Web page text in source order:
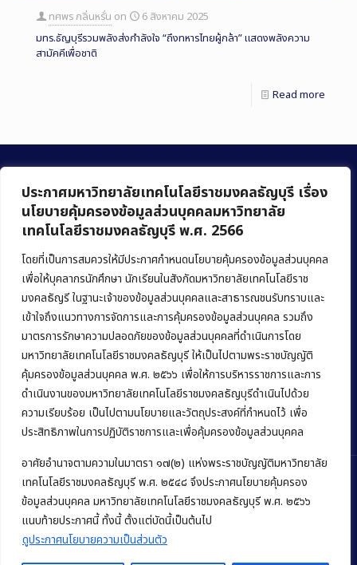
ประกาศมหาวิทยาลัยเทคโนโลยีราชมงคลธัญบุรี เรื่อง
นโยบายคุ้มครองข้อมูลส่วนบุคคลมหาวิทยาลัย
เทคโนโลยีราชมงคลธัญบุรี พ.ศ. 2566
โดยที่เป็นการสมควรให้มีประกาศกำหนดนโยบายคุ้มครองข้อมูลส่วนบุคคล
เพื่อให้บุคลากรนักศึกษา นักเรียนในสังกัดมหาวิทยาลัยเทคโนโลยีราช
มงคลธัญรี ในฐานะเจ้าของข้อมูลส่วนบุคคลและสาธารณชนรับทราบและ
เข้าใจถึงแนวทางการจัดการและการคุ้มครองข้อมูลส่วนบุคคล รวมถึง
มาตรการรักษาความปลอดภัยของข้อมูลส่วนบุคคลที่ดำเนินการโดย
มหาวิทยาลัยเทคโนโลยีราชมงคลธัญบุรี ให้เป็นไปตามพระราชบัญญัติ
คุ้มครองข้อมูลส่วนบุคคล พ.ศ. ๒๕๖๖ เพื่อให้การบริหารราชการและการ
ดำเนินงานของมหาวิทยาลัยเทคโนโลยีราชมงคลธัญบุรีดำเนินไปด้วย
ความเรียบร้อย เป็นไปตามนโยบายและวัตถุประสงค์ที่กำหนดไว้ เพื่อ
ประสิทธิภาพในการปฏิบัติราชการและเพื่อคุ้มครองข้อมูลส่วนบุคคล
อาศัยอำนาจตามความในมาตรา ๑๗(๒) แห่งพระราชบัญญัติมหาวิทยาลัย
เทคโนโลยีราชมงคลธัญบุรี พ.ศ. ๒๕๔๘ จึงประกาศนโยบายคุ้มครอง
ข้อมูลส่วนบุคคล มหาวิทยาลัยเทคโนโลยีราชมงคลธัญบุรี พ.ศ. ๒๕๖๖
แนบท้ายประกาศนี้ ทั้งนี้ ตั้งแต่บัดนี้เป็นต้นไป
ดูประกาศนโยบายความเป็นส่วนตัว
ทศพร กลิ่นหรั่น on
6 สิงหาคม 2025
มทร.ธัญบุรีรวมพลังส่งกำลังใจ “ถึงทหารไทยผู้กล้า” แสดงพลังความ
สามัคคีเพื่อชาติ
Read more
คณะบริหารธุรกิจ
มหาวิทยาลัยเทคโนโลยีราชมงคลธัญบุรี
39 หมู่ 1 ถนนรังสิต-นครนายก ตำบลคลองหก
อำเภอคลองหลวง จังหวัดปทุมธานี 12120
Phone:+66 (0) 2549 3243,+66 (0) 2549 3241
E-mail:bus@rmutt.ac.th
Copyright © 2022 คณะบริหารธุรกิจ มหาวิทยาลัยเทคโนโลยีราชมงคล
ธัญบุรี